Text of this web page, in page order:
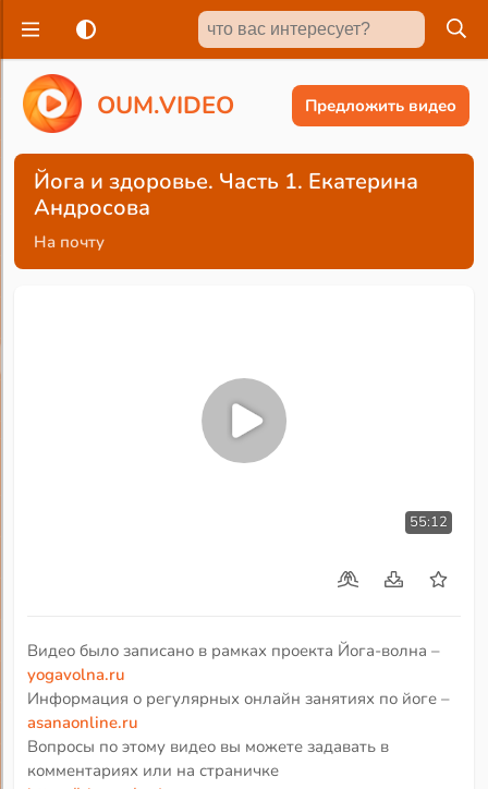
OUM.VIDEO Предложить видео
Йога и здоровье. Часть 1. Екатерина
Андросова
На почту
55:12
Видео было записано в рамках проекта Йога-волна –
yogavolna.ru
Информация о регулярных онлайн занятиях по йоге –
asanaonline.ru
Вопросы по этому видео вы можете задавать в
комментариях или на страничке